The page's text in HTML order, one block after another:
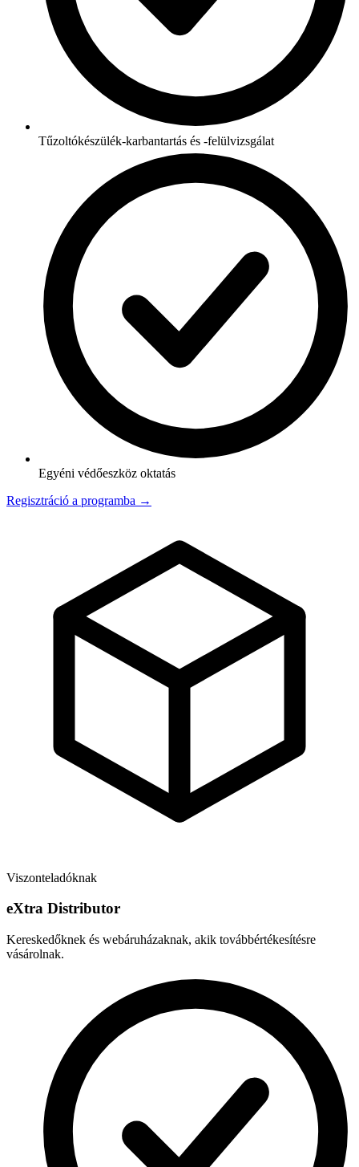
Tűzoltókészülék-karbantartás és -felülvizsgálat
Egyéni védőeszköz oktatás
Regisztráció a programba →
Viszonteladóknak
eXtra Distributor
Kereskedőknek és webáruházaknak, akik továbbértékesítésre
vásárolnak.